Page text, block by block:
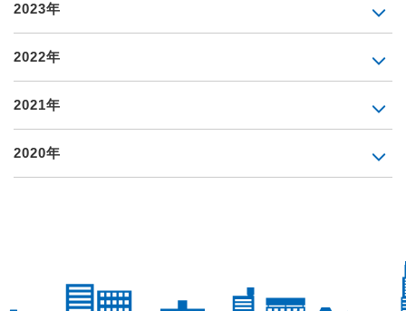
2023年
2022年
2021年
2020年